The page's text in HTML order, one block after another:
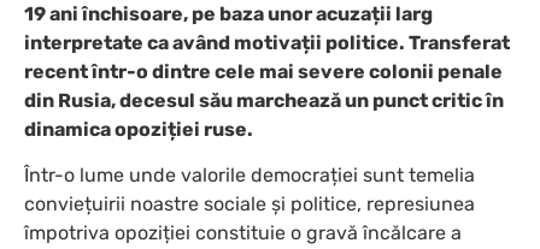
19 ani închisoare, pe baza unor acuzații larg
interpretate ca având motivații politice. Transferat
recent într-o dintre cele mai severe colonii penale
din Rusia, decesul său marchează un punct critic în
dinamica opoziției ruse.
Într-o lume unde valorile democrației sunt temelia
conviețuirii noastre sociale și politice, represiunea
împotriva opoziției constituie o gravă încălcare a